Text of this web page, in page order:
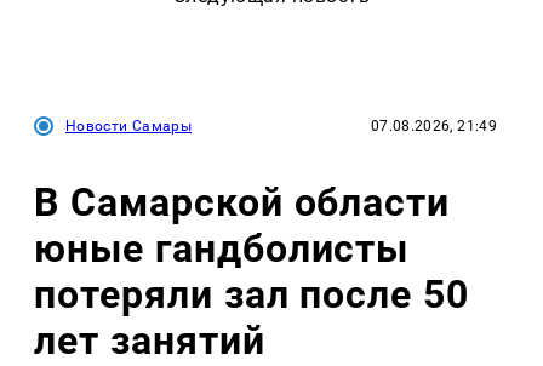
Новости Самары 07.08.2026, 21:49
В Самарской области
юные гандболисты
потеряли зал после 50
лет занятий